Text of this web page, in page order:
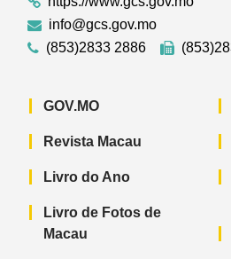
info@gcs.gov.mo
(853)2833 2886
GOV.MO
Revista Macau
Livro do Ano
Livro de Fotos de
Macau